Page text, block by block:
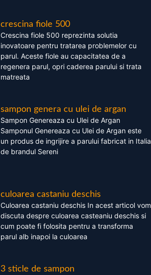
crescina fiole 500
Crescina fiole 500 reprezinta solutia
inovatoare pentru tratarea problemelor cu
parul. Aceste fiole au capacitatea de a
regenera parul, opri caderea parului si trata
matreata
sampon genera cu ulei de argan
Sampon Genereaza cu Ulei de Argan
Samponul Genereaza cu Ulei de Argan este
un produs de ingrijire a parului fabricat in Italia
de brandul Sereni
culoarea castaniu deschis
Culoarea castaniu deschis In acest articol vom
discuta despre culoarea casteaniu deschis si
cum poate fi folosita pentru a transforma
parul alb inapoi la culoarea
3 sticle de sampon